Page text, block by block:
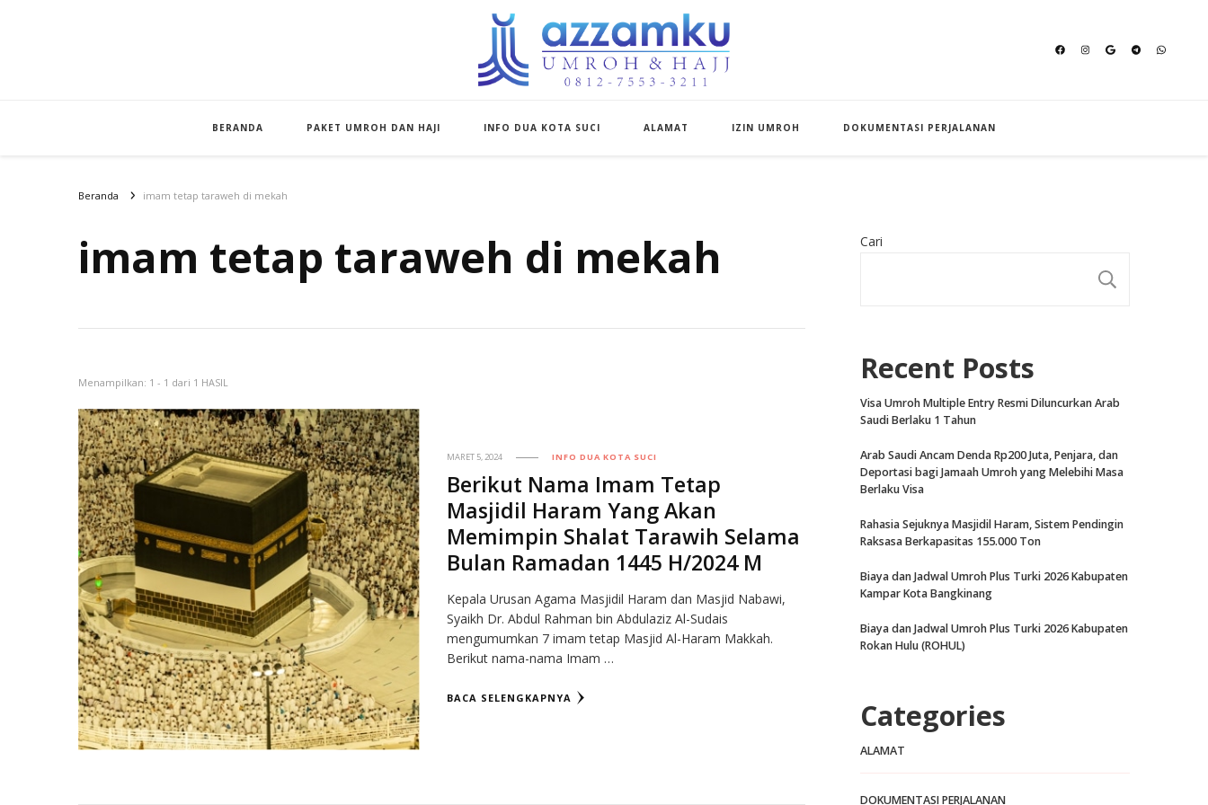
BERANDA PAKET UMROH DAN HAJI INFO DUA KOTA SUCI ALAMAT IZIN UMROH DOKUMENTASI PERJALANAN
Beranda imam tetap taraweh di mekah
imam tetap taraweh di mekah
Menampilkan: 1 - 1 dari 1 HASIL
MARET 5, 2024 INFO DUA KOTA SUCI
Berikut Nama Imam Tetap
Masjidil Haram Yang Akan
Memimpin Shalat Tarawih Selama
Bulan Ramadan 1445 H/2024 M
Kepala Urusan Agama Masjidil Haram dan Masjid Nabawi,
Syaikh Dr. Abdul Rahman bin Abdulaziz Al-Sudais
mengumumkan 7 imam tetap Masjid Al-Haram Makkah.
Berikut nama-nama Imam …
BACA SELENGKAPNYA
Cari
Recent Posts
Visa Umroh Multiple Entry Resmi Diluncurkan Arab
Saudi Berlaku 1 Tahun
Arab Saudi Ancam Denda Rp200 Juta, Penjara, dan
Deportasi bagi Jamaah Umroh yang Melebihi Masa
Berlaku Visa
Rahasia Sejuknya Masjidil Haram, Sistem Pendingin
Raksasa Berkapasitas 155.000 Ton
Biaya dan Jadwal Umroh Plus Turki 2026 Kabupaten
Kampar Kota Bangkinang
Biaya dan Jadwal Umroh Plus Turki 2026 Kabupaten
Rokan Hulu (ROHUL)
Categories
ALAMAT
DOKUMENTASI PERJALANAN